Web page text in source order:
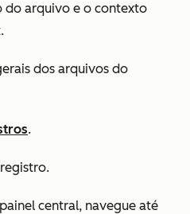
do arquivo e o contexto
dos arquivos do
.
central, navegue até